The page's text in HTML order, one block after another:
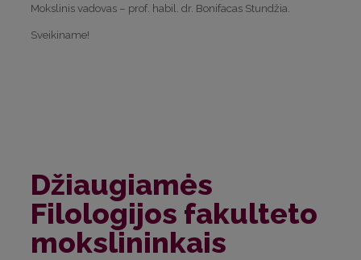
Mokslinis vadovas – prof. habil. dr. Bonifacas Stundžia.
Sveikiname!
Džiaugiamės
Filologijos fakulteto
mokslininkais